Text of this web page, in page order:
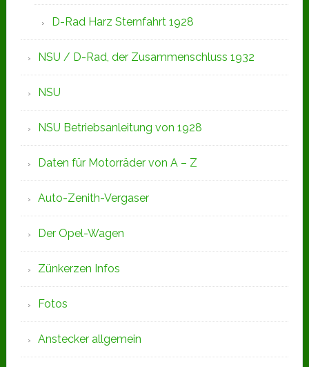
D-Rad Harz Sternfahrt 1928
NSU / D-Rad, der Zusammenschluss 1932
NSU
NSU Betriebsanleitung von 1928
Daten für Motorräder von A – Z
Auto-Zenith-Vergaser
Der Opel-Wagen
Zünkerzen Infos
Fotos
Anstecker allgemein